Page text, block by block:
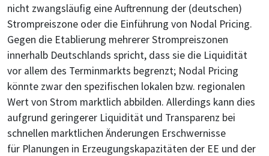
nicht zwangsläufig eine Auftrennung der (deutschen)
Strompreiszone oder die Einführung von Nodal Pricing.
Gegen die Etablierung mehrerer Strompreiszonen
innerhalb Deutschlands spricht, dass sie die Liquidität
vor allem des Terminmarkts begrenzt; Nodal Pricing
könnte zwar den spezifischen lokalen bzw. regionalen
Wert von Strom marktlich abbilden. Allerdings kann dies
aufgrund geringerer Liquidität und Transparenz bei
schnellen marktlichen Änderungen Erschwernisse
für Planungen in Erzeugungskapazitäten der EE und der